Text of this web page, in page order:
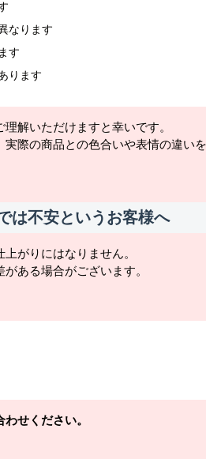
なります
す
ります
理解いただけますと幸いです。
際の商品との色合いや表情の違い
は不安というお客様へ
がりにはなりません。
ある場合がございます。
せください。